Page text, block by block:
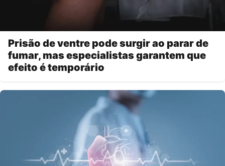
Prisão de ventre pode surgir ao parar de
fumar, mas especialistas garantem que
efeito é temporário